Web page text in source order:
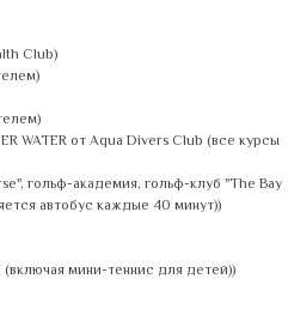
Club)
WATER от Aqua Divers Club (все курсы
гольф-академия, гольф-клуб "The Bay
автобус каждые 40 минут))
(включая мини-теннис для детей))